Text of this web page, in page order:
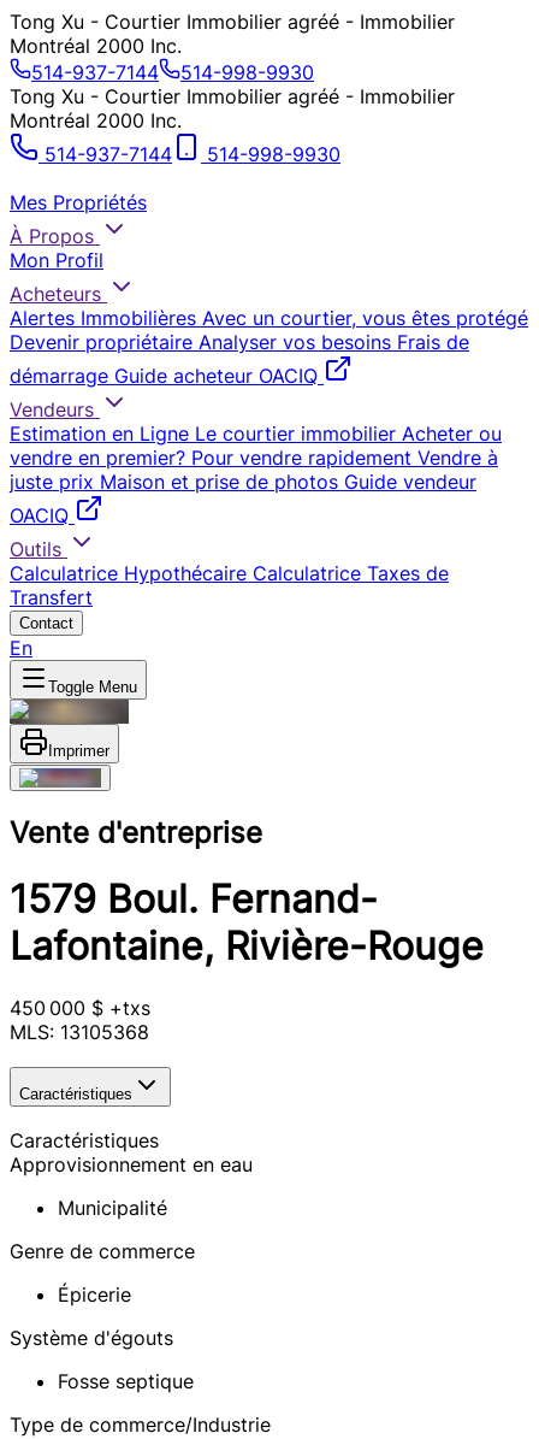
Tong Xu - Courtier Immobilier agréé - Immobilier
Montréal 2000 Inc.
514-937-7144
514-998-9930
Tong Xu - Courtier Immobilier agréé - Immobilier
Montréal 2000 Inc.
514-937-7144
514-998-9930
Mes Propriétés
À Propos
Mon Profil
Acheteurs
Alertes Immobilières Avec un courtier, vous êtes protégé
Devenir propriétaire Analyser vos besoins Frais de
démarrage Guide acheteur OACIQ
Vendeurs
Estimation en Ligne Le courtier immobilier Acheter ou
vendre en premier? Pour vendre rapidement Vendre à
juste prix Maison et prise de photos Guide vendeur
OACIQ
Outils
Calculatrice Hypothécaire Calculatrice Taxes de
Transfert
Contact
En
Toggle Menu
Imprimer
Vente d'entreprise
1579 Boul. Fernand-
Lafontaine, Rivière-Rouge
450 000 $ +txs
MLS: 13105368
Caractéristiques
Caractéristiques
Approvisionnement en eau
Municipalité
Genre de commerce
Épicerie
Système d'égouts
Fosse septique
Type de commerce/Industrie